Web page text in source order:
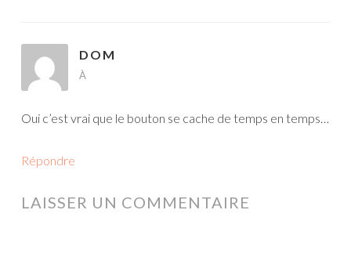
DOM
À
Oui c’est vrai que le bouton se cache de temps en temps…
Répondre
LAISSER UN COMMENTAIRE